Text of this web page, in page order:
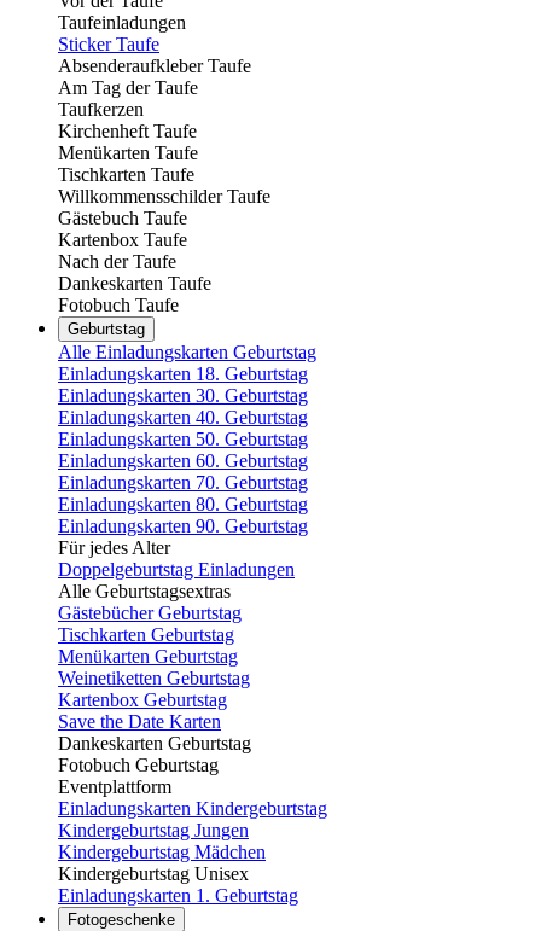
Taufeinladungen
Sticker Taufe
Absenderaufkleber Taufe
Am Tag der Taufe
Taufkerzen
Kirchenheft Taufe
Menükarten Taufe
Tischkarten Taufe
Willkommensschilder Taufe
Gästebuch Taufe
Kartenbox Taufe
Nach der Taufe
Dankeskarten Taufe
Fotobuch Taufe
Geburtstag
Alle Einladungskarten Geburtstag
Einladungskarten 18. Geburtstag
Einladungskarten 30. Geburtstag
Einladungskarten 40. Geburtstag
Einladungskarten 50. Geburtstag
Einladungskarten 60. Geburtstag
Einladungskarten 70. Geburtstag
Einladungskarten 80. Geburtstag
Einladungskarten 90. Geburtstag
Für jedes Alter
Doppelgeburtstag Einladungen
Alle Geburtstagsextras
Gästebücher Geburtstag
Tischkarten Geburtstag
Menükarten Geburtstag
Weinetiketten Geburtstag
Kartenbox Geburtstag
Save the Date Karten
Dankeskarten Geburtstag
Fotobuch Geburtstag
Eventplattform
Einladungskarten Kindergeburtstag
Kindergeburtstag Jungen
Kindergeburtstag Mädchen
Kindergeburtstag Unisex
Einladungskarten 1. Geburtstag
Fotogeschenke